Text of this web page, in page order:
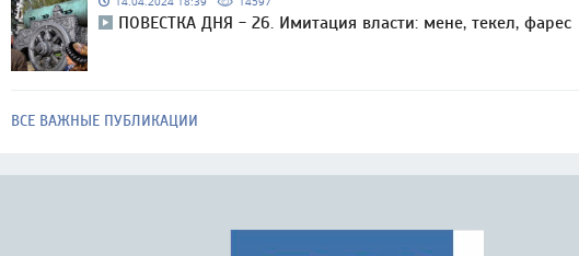
ПОВЕСТКА ДНЯ - 26. Имитация власти: мене, текел, фарес
ВСЕ ВАЖНЫЕ ПУБЛИКАЦИИ